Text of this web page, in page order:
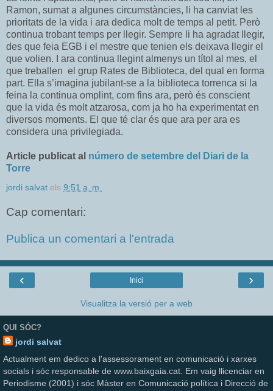
Ramon, sumat a algunes circumstàncies, li ha canviat les
prioritats de la vida i ara dedica molt de temps al petit. Però
continua trobant temps per llegir. Sempre li ha agradat llegir,
des que feia EGB i el mestre que tenien els deixava llegir el
que volien. I ara continua llegint almenys un títol al mes, el
que treballen el grup Rates de Biblioteca, del qual en forma
part. Ella s’imagina jubilant-se a la biblioteca torrenca si la
feina la continua omplint, com fins ara, però és conscient
que la vida és molt atzarosa, com ja ho ha experimentat en
diversos moments. El que té clar és que ara per ara es
considera una privilegiada.
Article publicat al número de setembre del Diari de la
Torre
jordi salvat els 9:51 a. m.
Cap comentari:
Publica un comentari a l'entrada
‹ ›
Inici
Visualitza la versió per a web
QUI SÓC?
jordi salvat
Actualment em dedico a l'assessorament en comunicació i xarxes
socials i sóc responsable de www.baixgaia.cat. Em vaig llicenciar en
Periodisme (2001) i sóc Màster en Comunicació política i Direcció de